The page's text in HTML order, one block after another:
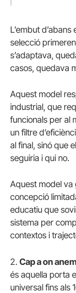
L’embut
selecció
s’adaptava,
casos, quedava
Aquest model
industrial, que
funcionals per al
un filtre
al final, sinó que
seguiria i qui no.
Aquest model va
concepció
educatiu que
sistema per
contextos i
2. Cap a on
és aquella porta
universal fins als